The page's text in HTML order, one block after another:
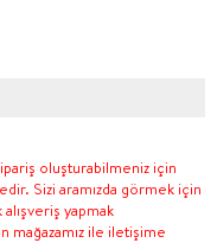
oluşturabilmeniz için
Sizi aramızda görmek için
yapmak
mağazamız ile iletişime